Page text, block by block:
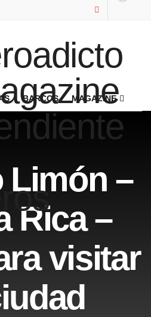
BARCOS MAGAZINE
Limón –
Rica –
visitar